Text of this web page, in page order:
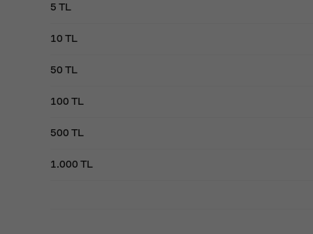
5 TL
10 TL
50 TL
100 TL
500 TL
1.000 TL